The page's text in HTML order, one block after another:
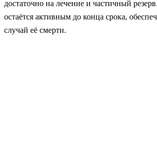
достаточно на лечение и частичный
остаётся активным до конца срока,
случай её смерти.